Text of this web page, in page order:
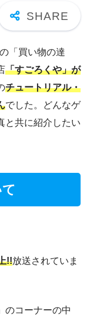
「買い物の達
「すごろくや」が
チュートリアル・
でした。どんなゲ
と共に紹介したい
!!放送されていま
のコーナーの中